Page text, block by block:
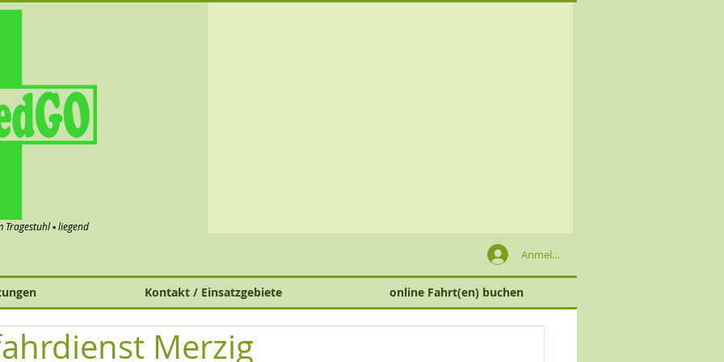
Tragestuhl ▪ liegend
Anmelden
Kontakt / Einsatzgebiete online Fahrt(en) buchen
Merzig